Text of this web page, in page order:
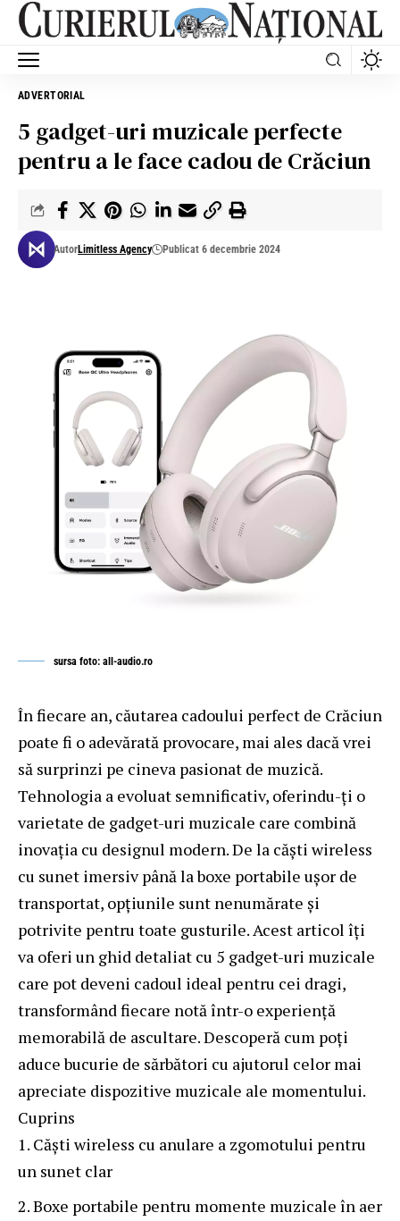
ADVERTORIAL
5 gadget-uri muzicale perfecte
pentru a le face cadou de Crăciun
AutorLimitless Agency Publicat 6 decembrie 2024
sursa foto: all-audio.ro
În fiecare an, căutarea cadoului perfect de Crăciun
poate fi o adevărată provocare, mai ales dacă vrei
să surprinzi pe cineva pasionat de muzică.
Tehnologia a evoluat semnificativ, oferindu-ți o
varietate de gadget-uri muzicale care combină
inovația cu designul modern. De la căști wireless
cu sunet imersiv până la boxe portabile ușor de
transportat, opțiunile sunt nenumărate și
potrivite pentru toate gusturile. Acest articol îți
va oferi un ghid detaliat cu 5 gadget-uri muzicale
care pot deveni cadoul ideal pentru cei dragi,
transformând fiecare notă într-o experiență
memorabilă de ascultare. Descoperă cum poți
aduce bucurie de sărbători cu ajutorul celor mai
apreciate dispozitive muzicale ale momentului.
Cuprins
Căști wireless cu anulare a zgomotului pentru
un sunet clar
Boxe portabile pentru momente muzicale în aer